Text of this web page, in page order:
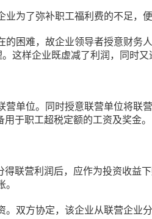
为了弥补职工福利费的不足，
困难，故企业领导者授意财务
这样企业既虚减了利润，同时又
单位。同时授意联营单位将联
于职工超税定额的工资及奖金。
联营利润后，应作为投资收益
双方协定，该企业从联营企业